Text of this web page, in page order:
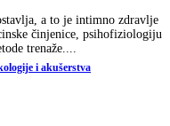
a to je intimno zdravlje
činjenice, psihofiziologiju
trenaže....
i akušerstva